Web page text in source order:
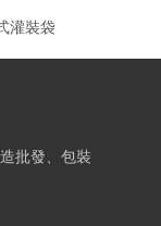
灌裝袋
批發、包裝